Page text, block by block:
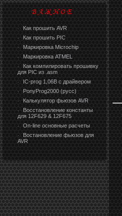
· Как прошить AVR
· Как прошить PIC
· Маркировка Microchip
· Маркировка ATMEL
·
Как компилировать прошивку
для PIC из .asm
· IC-prog 1,06В с драйвером
· PonyProg2000 (русс)
· Калькулятор фьюзов AVR
·
Восстановление константы
для 12F629 & 12F675
· On-line основные расчеты
·
Востановление фьюзов для
AVR